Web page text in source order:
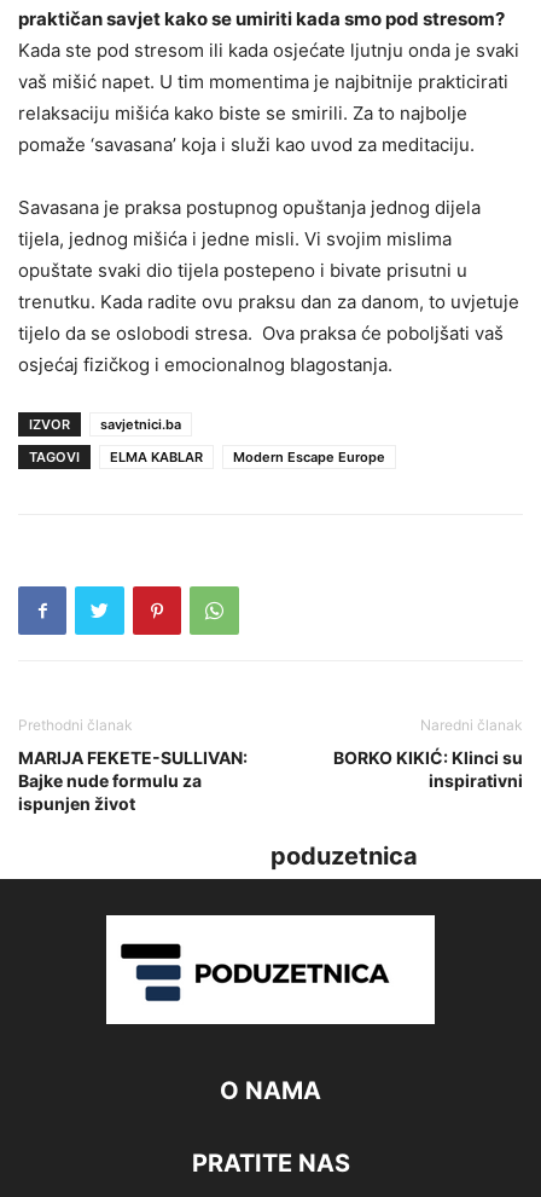
praktičan savjet kako se umiriti kada smo pod stresom?
Kada ste pod stresom ili kada osjećate ljutnju onda je svaki
vaš mišić napet. U tim momentima je najbitnije prakticirati
relaksaciju mišića kako biste se smirili. Za to najbolje
pomaže ‘savasana’ koja i služi kao uvod za meditaciju.
Savasana je praksa postupnog opuštanja jednog dijela
tijela, jednog mišića i jedne misli. Vi svojim mislima
opuštate svaki dio tijela postepeno i bivate prisutni u
trenutku. Kada radite ovu praksu dan za danom, to uvjetuje
tijelo da se oslobodi stresa. Ova praksa će poboljšati vaš
osjećaj fizičkog i emocionalnog blagostanja.
IZVOR
savjetnici.ba
TAGOVI
ELMA KABLAR Modern Escape Europe
Prethodni članak
MARIJA FEKETE-SULLIVAN:
Bajke nude formulu za
ispunjen život
Naredni članak
BORKO KIKIĆ: Klinci su
inspirativni
poduzetnica
O NAMA
PRATITE NAS